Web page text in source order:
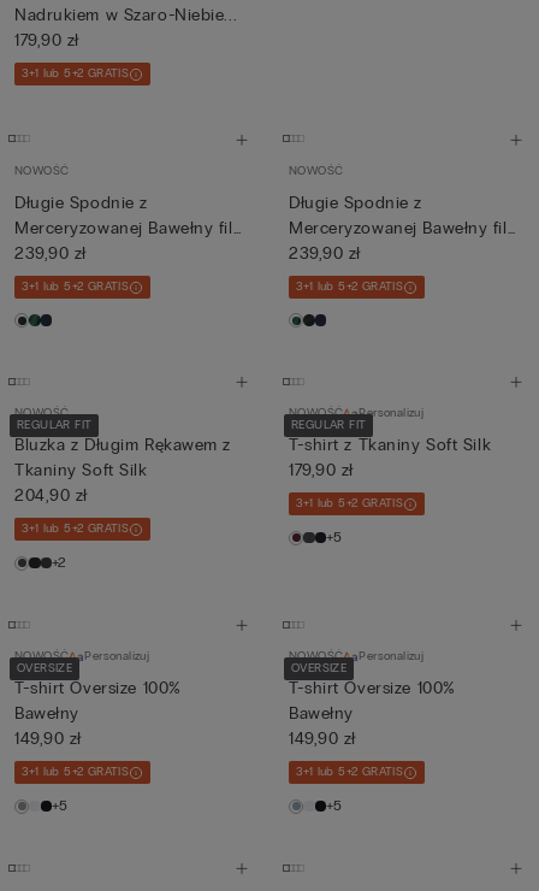
Nadrukiem w Szaro-Niebie...
179,90 zł
3+1 lub 5+2 GRATIS
NOWOŚĆ
Długie Spodnie z
Merceryzowanej Bawełny filo
Premi...
239,90 zł
3+1 lub 5+2 GRATIS
NOWOŚĆ
Długie Spodnie z
Merceryzowanej Bawełny filo
Premi...
239,90 zł
3+1 lub 5+2 GRATIS
REGULAR FIT
NOWOŚĆ
Bluzka z Długim Rękawem z
Tkaniny Soft Silk
204,90 zł
3+1 lub 5+2 GRATIS
+2
REGULAR FIT
NOWOŚĆ Personalizuj
T-shirt z Tkaniny Soft Silk
179,90 zł
3+1 lub 5+2 GRATIS
+5
OVERSIZE
NOWOŚĆ Personalizuj
T-shirt Oversize 100%
Bawełny
149,90 zł
3+1 lub 5+2 GRATIS
+5
OVERSIZE
NOWOŚĆ Personalizuj
T-shirt Oversize 100%
Bawełny
149,90 zł
3+1 lub 5+2 GRATIS
+5